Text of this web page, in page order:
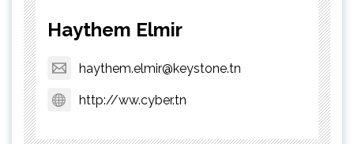
Haythem Elmir
haythem.elmir@keystone.tn
http://ww.cyber.tn